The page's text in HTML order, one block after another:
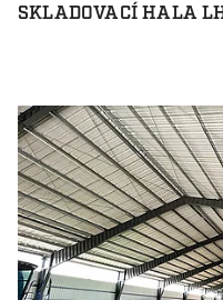
SKLADOVACÍ HALA